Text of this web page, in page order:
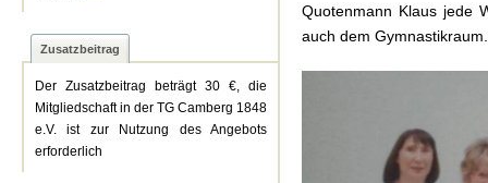
Zusatzbeitrag
Der Zusatzbeitrag beträgt 30 €, die
Mitgliedschaft in der TG Camberg 1848
e.V. ist zur Nutzung des Angebots
erforderlich
Quotenmann Klaus jede
auch dem Gymnastikraum.